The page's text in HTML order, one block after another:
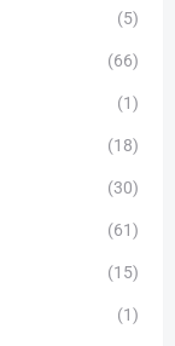
(5)
(66)
(1)
(18)
(30)
(61)
(15)
(1)